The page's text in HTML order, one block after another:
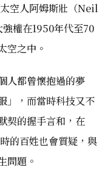
空人阿姆斯壯（Neil
權在1950年代至70
空之中。
人都曾懷抱過的夢
」，而當時科技又不
契的握手言和，在
的百姓也會質疑，與
問題。